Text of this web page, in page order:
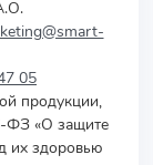
05
продукции,
ФЗ «О защите
их здоровью